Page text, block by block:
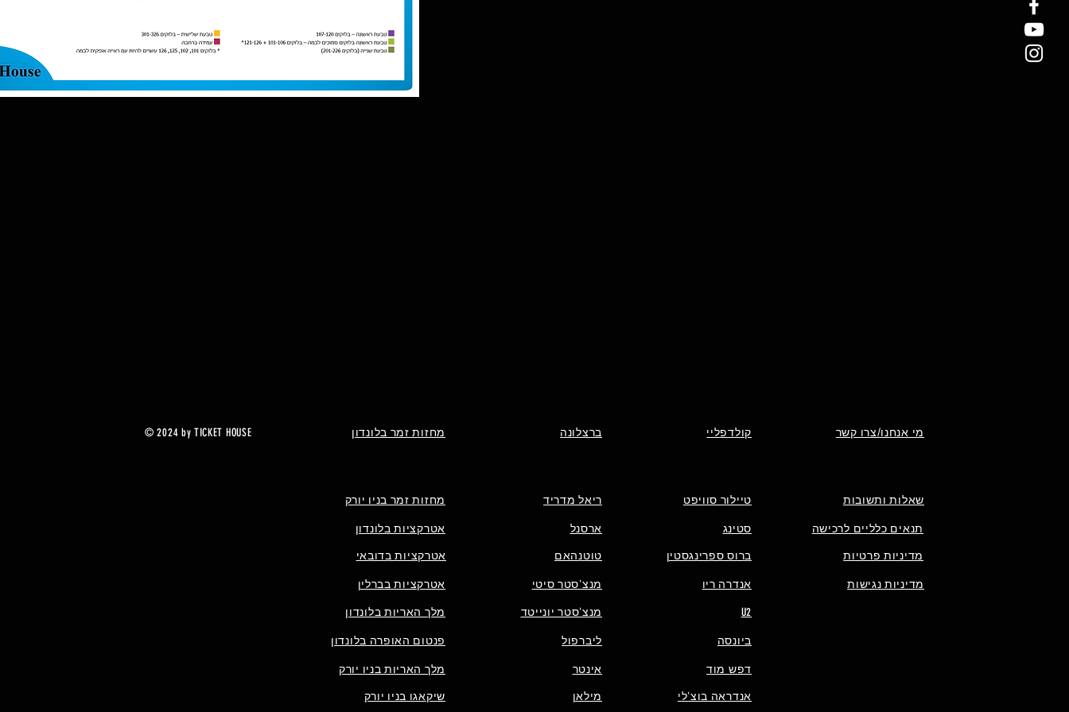
© 2024 by TICKET HOUSE מחזות זמר בלונדון ברצלונה קולדפליי מי אנחנו/צרו קשר
מחזות זמר בניו יורק
אטרקציות בלונדון
אטרקציות בדובאי
אטרקציות בברלין
מלך האריות בלונדון
פנטום האופרה בלונדון
מלך האריות בניו יורק
שיקאגו בניו יורק
ריאל מדריד
ארסנל
טוטנהאם
מנצ'סטר סיטי
מנצ'סטר יונייטד
ליברפול
אינטר
מילאן
טיילור סוויפט
סטינג
ברוס ספרינגסטין
אנדרה ריו
שאלות ותשובות
תנאים כלליים לרכישה
מדיניות פרטיות
מדיניות נגישות
U2
ביונסה
דפש מוד
אנדראה בוצ'לי